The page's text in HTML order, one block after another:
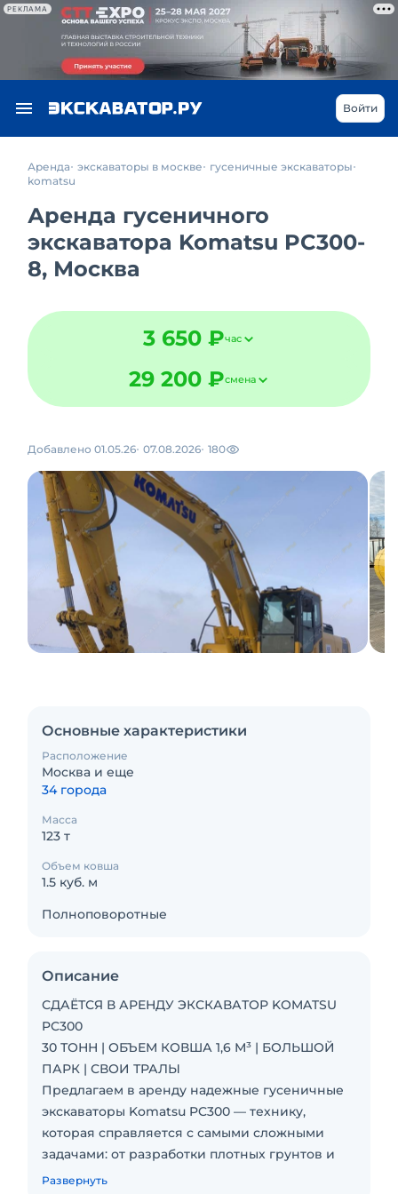
РЕКЛАМА
Войти
Аренда экскаваторы в москве
гусеничные экскаваторы
komatsu
Аренда гусеничного
экскаватора Komatsu PC300-
8, Москва
3 650 ₽час
29 200 ₽смена
Добавлено 01.05.26 07.08.2026 180
Основные характеристики
Расположение
Москва и еще
34 города
Масса
123 т
Объем ковша
1.5 куб. м
Полноповоротные
Описание
СДАЁТСЯ В АРЕНДУ ЭКСКАВАТОР KOMATSU
PC300
30 ТОНН | ОБЪЕМ КОВША 1,6 М³ | БОЛЬШОЙ
ПАРК | СВОИ ТРАЛЫ
Предлагаем в аренду надежные гусеничные
экскаваторы Komatsu PC300 — технику,
которая справляется с самыми сложными
задачами: от разработки плотных грунтов и
скальных пород до демонтажа зданий и
Развернуть